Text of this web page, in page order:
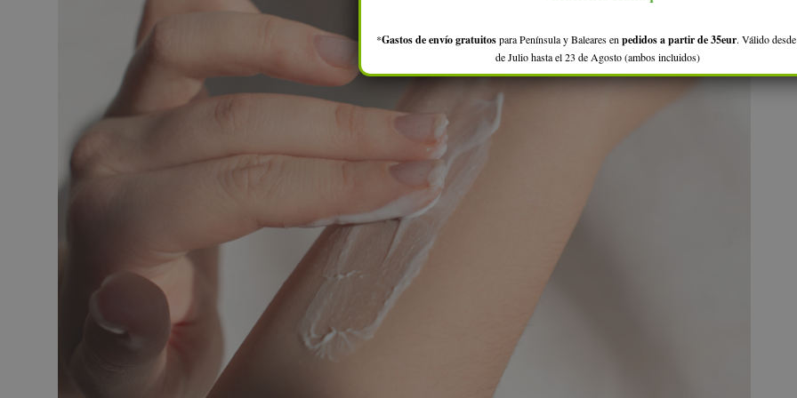
*Gastos de envío gratuitospara Península y Baleares enpedidos a partir de 35eur. Válido
de Julio hasta el 23 de Agosto (ambos incluidos)